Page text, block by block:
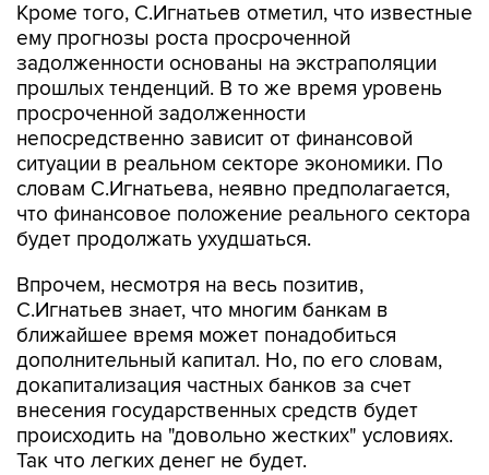
Кроме того, С.Игнатьев отметил, что известные
ему прогнозы роста просроченной
задолженности основаны на экстраполяции
прошлых тенденций. В то же время уровень
просроченной задолженности
непосредственно зависит от финансовой
ситуации в реальном секторе экономики. По
словам С.Игнатьева, неявно предполагается,
что финансовое положение реального сектора
будет продолжать ухудшаться.
Впрочем, несмотря на весь позитив,
С.Игнатьев знает, что многим банкам в
ближайшее время может понадобиться
дополнительный капитал. Но, по его словам,
докапитализация частных банков за счет
внесения государственных средств будет
происходить на "довольно жестких" условиях.
Так что легких денег не будет.